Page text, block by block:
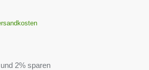
2% sparen